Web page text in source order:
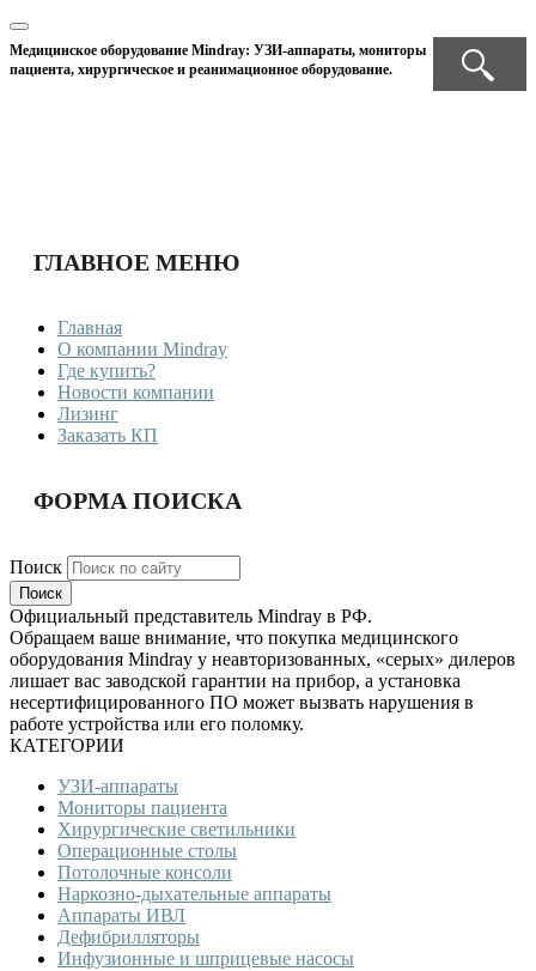
Медицинское оборудование Mindray: УЗИ-аппараты, мониторы
пациента, хирургическое и реанимационное оборудование.
ГЛАВНОЕ МЕНЮ
Главная
О компании Mindray
Где купить?
Новости компании
Лизинг
Заказать КП
ФОРМА ПОИСКА
Поиск
Официальный представитель Mindray в РФ.
Обращаем ваше внимание, что покупка медицинского
оборудования Mindray у неавторизованных, «серых» дилеров
лишает вас заводской гарантии на прибор, а установка
несертифицированного ПО может вызвать нарушения в
работе устройства или его поломку.
КАТЕГОРИИ
УЗИ-аппараты
Мониторы пациента
Хирургические светильники
Операционные столы
Потолочные консоли
Наркозно-дыхательные аппараты
Аппараты ИВЛ
Дефибрилляторы
Инфузионные и шприцевые насосы